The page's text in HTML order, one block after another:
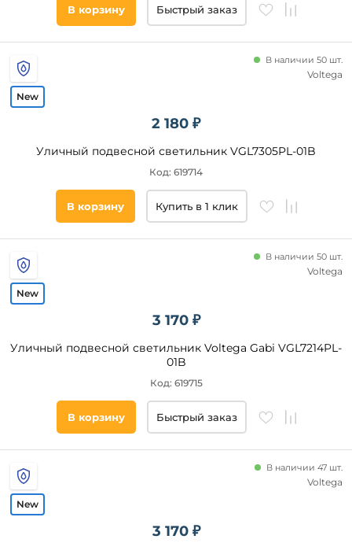
В корзину Быстрый заказ
2 180 ₽
Уличный подвесной светильник VGL7305PL-01B
В наличии 50 шт.
Код: 619714
Voltega
В корзину Купить в 1 клик
3 170 ₽
Уличный подвесной светильник Voltega Gabi VGL7214PL-
01B
В наличии 50 шт.
Код: 619715
Voltega
В корзину Быстрый заказ
3 170 ₽
В наличии 47 шт.
Voltega